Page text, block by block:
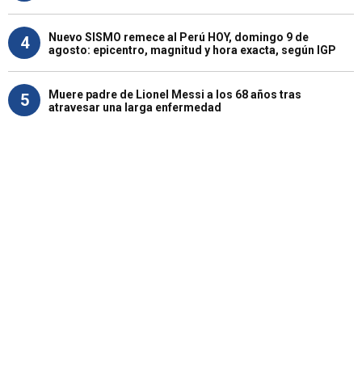
4
Nuevo SISMO remece al Perú HOY, domingo 9 de
agosto: epicentro, magnitud y hora exacta, según IGP
5
Muere padre de Lionel Messi a los 68 años tras
atravesar una larga enfermedad